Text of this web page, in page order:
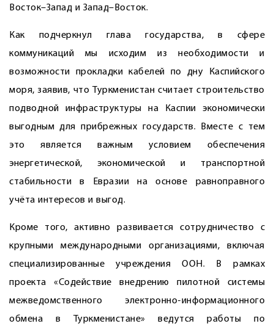
Восток–Запад и Запад–Восток.
Как подчеркнул глава государства, в сфере
коммуникаций мы исходим из необходимости и
возможности прокладки кабелей по дну Каспийского
моря, заявив, что Туркменистан считает строительство
подводной инфраструктуры на Каспии экономически
выгодным для прибрежных государств. Вместе с тем
это является важным условием обеспечения
энергетической, экономической и транспортной
стабильности в Евразии на основе равноправного
учёта интересов и выгод.
Кроме того, активно развивается сотрудничество с
крупными международными организациями, включая
специализированные учреждения ООН. В рамках
проекта «Содействие внедрению пилотной системы
межведомственного электронно-информационного
обмена в Туркменистане» ведутся работы по